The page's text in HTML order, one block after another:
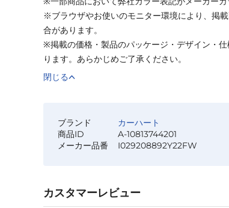
※ブラウザやお使いのモニター環境により、掲
合があります。
※掲載の価格・製品のパッケージ・デザイン・
ります。あらかじめご了承ください。
閉じる
ブランド
カーハート
商品ID
A-10813744201
メーカー品番
I029208892Y22FW
カスタマーレビュー